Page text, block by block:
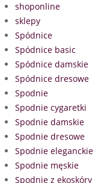
shoponline
sklepy
Spódnice
Spódnice basic
Spódnice damskie
Spódnice dresowe
Spodnie
Spodnie cygaretki
Spodnie damskie
Spodnie dresowe
Spodnie eleganckie
Spodnie męskie
Spodnie z ekoskóry